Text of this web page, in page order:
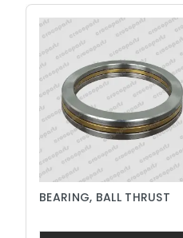
BEARING, BALL THRUST